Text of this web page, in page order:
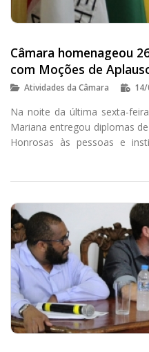
Câmara homenageou
com Moções de
Atividades da Câmara
Na noite da última sexta-
Mariana entregou diplomas
Honrosas às pessoas e